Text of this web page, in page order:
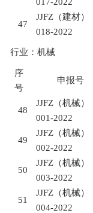
47
JJFZ （建材）
018-2022
行业：机械
序
号
申报号
48
JJFZ （机械）
001-2022
49
JJFZ （机械）
002-2022
50
JJFZ （机械）
003-2022
51
JJFZ （机械）
004-2022